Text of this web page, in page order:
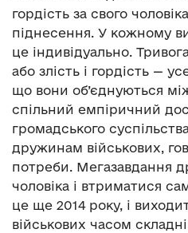
гордість за свого
піднесення. У кожному
це індивідуально.
або злість і гордість —
що вони об’єднуються
спільний емпіричний
громадського
дружинам військових,
потреби. Мегазавдання
чоловіка і втриматися
це ще 2014 року, і
військових часом